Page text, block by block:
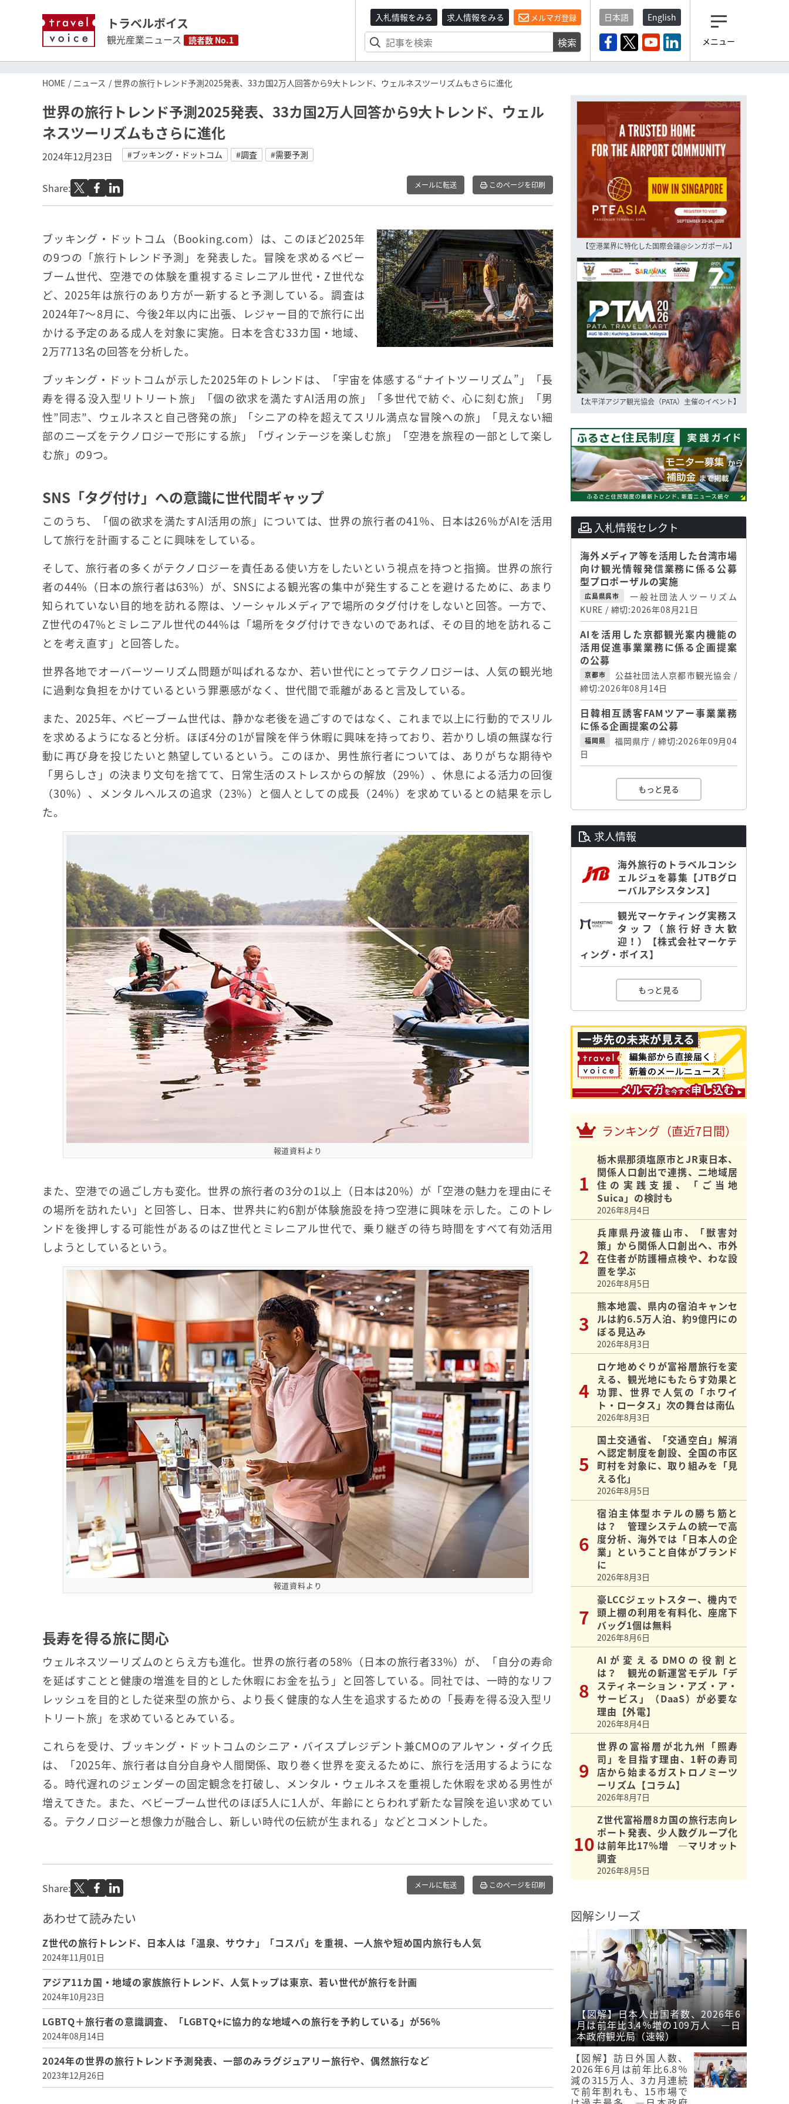
トラベルボイス
観光産業ニュース 読者数 No.1
入札情報をみる 求人情報をみる メルマガ登録
検索
日本語 English
メニュー
HOME ニュース 世界の旅行トレンド予測2025発表、33カ国2万人回答から9大トレンド、ウェルネスツーリズムもさらに進化
世界の旅行トレンド予測2025発表、33カ国2万人回答から9大トレンド、ウェル
ネスツーリズムもさらに進化
2024年12月23日 #ブッキング・ドットコム #調査 #需要予測
Share: メールに転送 このページを印刷
ブッキング・ドットコム（Booking.com）は、このほど2025年
の9つの「旅行トレンド予測」を発表した。冒険を求めるベビー
ブーム世代、空港での体験を重視するミレニアル世代・Z世代な
ど、2025年は旅行のあり方が一新すると予測している。調査は
2024年7～8月に、今後2年以内に出張、レジャー目的で旅行に出
かける予定のある成人を対象に実施。日本を含む33カ国・地域、
2万7713名の回答を分析した。
ブッキング・ドットコムが示した2025年のトレンドは、「宇宙を体感する“ナイトツーリズム”」「長
寿を得る没入型リトリート旅」「個の欲求を満たすAI活用の旅」「多世代で紡ぐ、心に刻む旅」「男
性”同志”、ウェルネスと自己啓発の旅」「シニアの枠を超えてスリル満点な冒険への旅」「見えない細
部のニーズをテクノロジーで形にする旅」「ヴィンテージを楽しむ旅」「空港を旅程の一部として楽し
む旅」の9つ。
SNS「タグ付け」への意識に世代間ギャップ
このうち、「個の欲求を満たすAI活用の旅」については、世界の旅行者の41％、日本は26％がAIを活用
して旅行を計画することに興味をしている。
そして、旅行者の多くがテクノロジーを責任ある使い方をしたいという視点を持つと指摘。世界の旅行
者の44%（日本の旅行者は63%）が、SNSによる観光客の集中が発生することを避けるために、あまり
知られていない目的地を訪れる際は、ソーシャルメディアで場所のタグ付けをしないと回答。一方で、
Z世代の47%とミレニアル世代の44%は「場所をタグ付けできないのであれば、その目的地を訪れるこ
とを考え直す」と回答した。
世界各地でオーバーツーリズム問題が叫ばれるなか、若い世代にとってテクノロジーは、人気の観光地
に過剰な負担をかけているという罪悪感がなく、世代間で乖離があると言及している。
また、2025年、ベビーブーム世代は、静かな老後を過ごすのではなく、これまで以上に行動的でスリル
を求めるようになると分析。ほぼ4分の1が冒険を伴う休暇に興味を持っており、若かりし頃の無謀な行
動に再び身を投じたいと熱望しているという。このほか、男性旅行者については、ありがちな期待や
「男らしさ」の決まり文句を捨てて、日常生活のストレスからの解放（29%）、休息による活力の回復
（30%）、メンタルヘルスの追求（23%）と個人としての成長（24%）を求めているとの結果を示し
た。
報道資料より
また、空港での過ごし方も変化。世界の旅行者の3分の1以上（日本は20%）が「空港の魅力を理由にそ
の場所を訪れたい」と回答し、日本、世界共に約6割が体験施設を持つ空港に興味を示した。このトレ
ンドを後押しする可能性があるのはZ世代とミレニアル世代で、乗り継ぎの待ち時間をすべて有効活用
しようとしているという。
報道資料より
長寿を得る旅に関心
ウェルネスツーリズムのとらえ方も進化。世界の旅行者の58%（日本の旅行者33%）が、「自分の寿命
を延ばすことと健康の増進を目的とした休暇にお金を払う」と回答している。同社では、一時的なリフ
レッシュを目的とした従来型の旅から、より長く健康的な人生を追求するための「長寿を得る没入型リ
トリート旅」を求めているとみている。
これらを受け、ブッキング・ドットコムのシニア・バイスプレジデント兼CMOのアルヤン・ダイク氏
は、「2025年、旅行者は自分自身や人間関係、取り巻く世界を変えるために、旅行を活用するようにな
る。時代遅れのジェンダーの固定観念を打破し、メンタル・ウェルネスを重視した休暇を求める男性が
増えてきた。また、ベビーブーム世代のほぼ5人に1人が、年齢にとらわれず新たな冒険を追い求めてい
る。テクノロジーと想像力が融合し、新しい時代の伝統が生まれる」などとコメントした。
Share: メールに転送 このページを印刷
あわせて読みたい
Z世代の旅行トレンド、日本人は「温泉、サウナ」「コスパ」を重視、一人旅や短め国内旅行も人気
2024年11月01日
アジア11カ国・地域の家族旅行トレンド、人気トップは東京、若い世代が旅行を計画
2024年10月23日
LGBTQ＋旅行者の意識調査、「LGBTQ+に協力的な地域への旅行を予約している」が56％
2024年08月14日
2024年の世界の旅行トレンド予測発表、一部のみラグジュアリー旅行や、偶然旅行など
2023年12月26日
【空港業界に特化した国際会議@シンガポール】
【太平洋アジア観光協会（PATA）主催のイベント】
入札情報セレクト
海外メディア等を活用した台湾市場
向け観光情報発信業務に係る公募
型プロポーザルの実施
広島県呉市
一般社団法人ツーリズム
KURE / 締切:2026年08月21日
AIを活用した京都観光案内機能の
活用促進事業業務に係る企画提案
の公募
京都市
公益社団法人京都市観光協会 /
締切:2026年08月14日
日韓相互誘客FAMツアー事業業務
に係る企画提案の公募
福岡県
福岡県庁 / 締切:2026年09月04
日
もっと見る
求人情報
海外旅行のトラベルコンシ
ェルジュを募集【JTBグロ
ーバルアシスタンス】
観光マーケティング実務ス
タッフ（旅行好き大歓
迎！）【株式会社マーケテ
ィング・ボイス】
もっと見る
ランキング（直近7日間）
栃木県那須塩原市とJR東日本、
関係人口創出で連携、二地域居
住の実践支援、「ご当地
Suica」の検討も
2026年8月4日
兵庫県丹波篠山市、「獣害対
策」から関係人口創出へ、市外
在住者が防護柵点検や、わな設
置を学ぶ
2026年8月5日
熊本地震、県内の宿泊キャンセ
ルは約6.5万人泊、約9億円にの
ぼる見込み
2026年8月3日
ロケ地めぐりが富裕層旅行を変
える、観光地にもたらす効果と
功罪、世界で人気の「ホワイ
ト・ロータス」次の舞台は南仏
2026年8月3日
国土交通省、「交通空白」解消
へ認定制度を創設、全国の市区
町村を対象に、取り組みを「見
える化」
2026年8月5日
宿泊主体型ホテルの勝ち筋と
は？ 管理システムの統一で高
度分析、海外では「日本人の企
業」ということ自体がブランド
に
2026年8月3日
豪LCCジェットスター、機内で
頭上棚の利用を有料化、座席下
バッグ1個は無料
2026年8月6日
AIが変えるDMOの役割と
は？ 観光の新運営モデル「デ
スティネーション・アズ・ア・
サービス」（DaaS）が必要な
理由【外電】
2026年8月4日
世界の富裕層が北九州「照寿
司」を目指す理由、1軒の寿司
店から始まるガストロノミーツ
ーリズム【コラム】
2026年8月7日
Z世代富裕層8カ国の旅行志向レ
ポート発表、少人数グループ化
は前年比17％増 ―マリオット
調査
2026年8月5日
図解シリーズ
【図解】日本人出国者数、2026年6
月は前年比3.4％増の109万人 ―日
本政府観光局（速報）
【図解】訪日外国人数、
2026年6月は前年比6.8％
減の315万人、3カ月連続
で前年割れも、15市場で
観光産業ニュース「トラベ
登録済みですよね？
もし未だ登録していないなら…
いますぐ登録する